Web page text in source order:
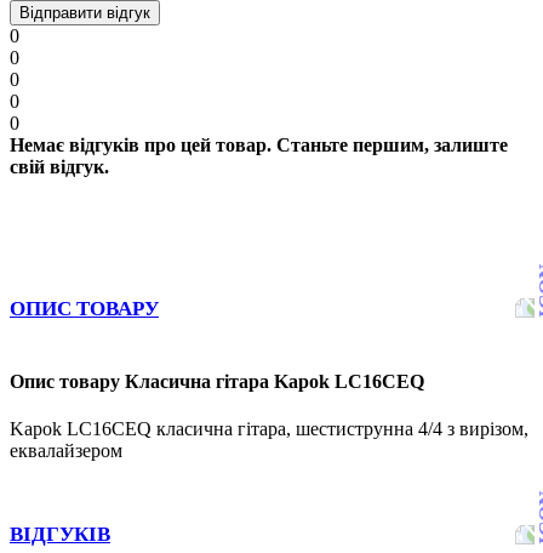
Відправити відгук
0
0
0
0
0
Немає відгуків про цей товар. Станьте першим, залиште
свій відгук.
ОПИС ТОВАРУ
Опис товару Класична гітара Kapok LC16CEQ
Kapok LC16CEQ класична гітара, шестиструнна 4/4 з вирізом,
еквалайзером
ВІДГУКІВ